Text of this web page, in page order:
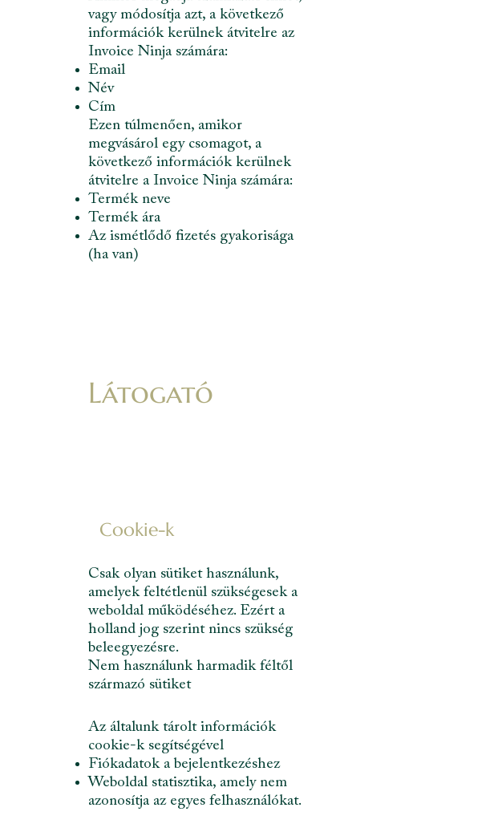
vagy módosítja azt, a következő
információk kerülnek átvitelre az
Invoice Ninja számára:
Email
Név
Cím
Ezen túlmenően, amikor
megvásárol egy csomagot, a
következő információk kerülnek
átvitelre a Invoice Ninja számára:
Termék neve
Termék ára
Az ismétlődő fizetés gyakorisága
(ha van)
Cookie-k
Csak olyan sütiket használunk,
amelyek feltétlenül szükségesek a
weboldal működéséhez. Ezért a
holland jog szerint nincs szükség
beleegyezésre.
Nem használunk harmadik féltől
származó sütiket
Az általunk tárolt információk
cookie-k segítségével
Fiókadatok a bejelentkezéshez
Weboldal statisztika, amely nem
azonosítja az egyes felhasználókat.
Látogató